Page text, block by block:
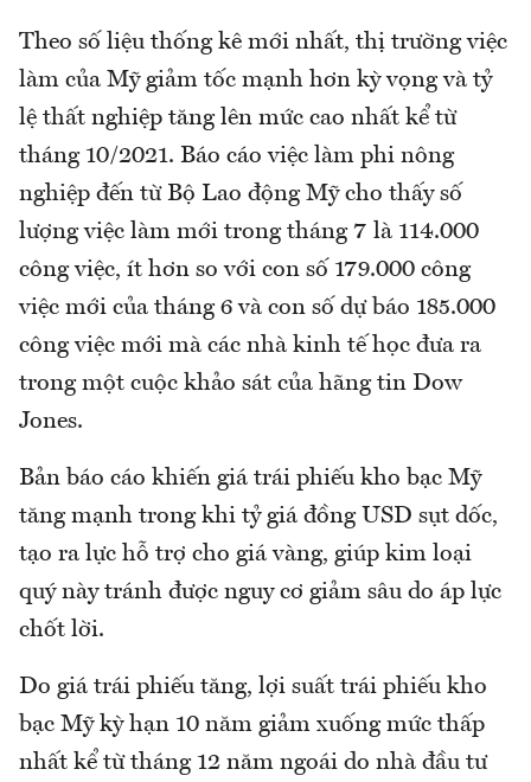
Theo số liệu thống kê mới nhất, thị trường việc
làm của Mỹ giảm tốc mạnh hơn kỳ vọng và tỷ
lệ thất nghiệp tăng lên mức cao nhất kể từ
tháng 10/2021. Báo cáo việc làm phi nông
nghiệp đến từ Bộ Lao động Mỹ cho thấy số
lượng việc làm mới trong tháng 7 là 114.000
công việc, ít hơn so với con số 179.000 công
việc mới của tháng 6 và con số dự báo 185.000
công việc mới mà các nhà kinh tế học đưa ra
trong một cuộc khảo sát của hãng tin Dow
Jones.
Bản báo cáo khiến giá trái phiếu kho bạc Mỹ
tăng mạnh trong khi tỷ giá đồng USD sụt dốc,
tạo ra lực hỗ trợ cho giá vàng, giúp kim loại
quý này tránh được nguy cơ giảm sâu do áp lực
chốt lời.
Do giá trái phiếu tăng, lợi suất trái phiếu kho
bạc Mỹ kỳ hạn 10 năm giảm xuống mức thấp
nhất kể từ tháng 12 năm ngoái do nhà đầu tư